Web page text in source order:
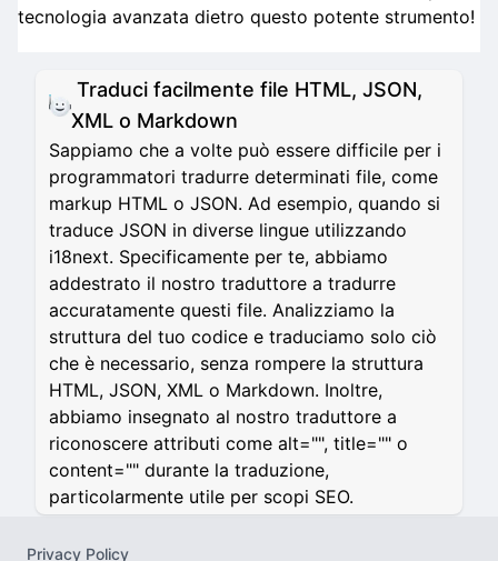
tecnologia avanzata dietro questo potente strumento!
Traduci facilmente file HTML, JSON,
XML o Markdown
Sappiamo che a volte può essere difficile per i
programmatori tradurre determinati file, come
markup HTML o JSON. Ad esempio, quando si
traduce JSON in diverse lingue utilizzando
i18next. Specificamente per te, abbiamo
addestrato il nostro traduttore a tradurre
accuratamente questi file. Analizziamo la
struttura del tuo codice e traduciamo solo ciò
che è necessario, senza rompere la struttura
HTML, JSON, XML o Markdown. Inoltre,
abbiamo insegnato al nostro traduttore a
riconoscere attributi come alt="", title="" o
content="" durante la traduzione,
particolarmente utile per scopi SEO.
Privacy Policy